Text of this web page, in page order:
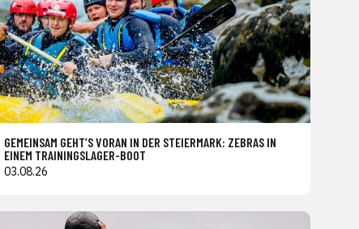
GEMEINSAM GEHT’S VORAN IN DER STEIERMARK: ZEBRAS IN
EINEM TRAININGSLAGER-BOOT
03.08.26